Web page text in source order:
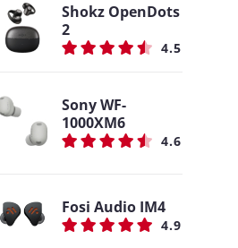
Shokz OpenDots
2
4.5
Sony WF-
1000XM6
4.6
Fosi Audio IM4
4.9